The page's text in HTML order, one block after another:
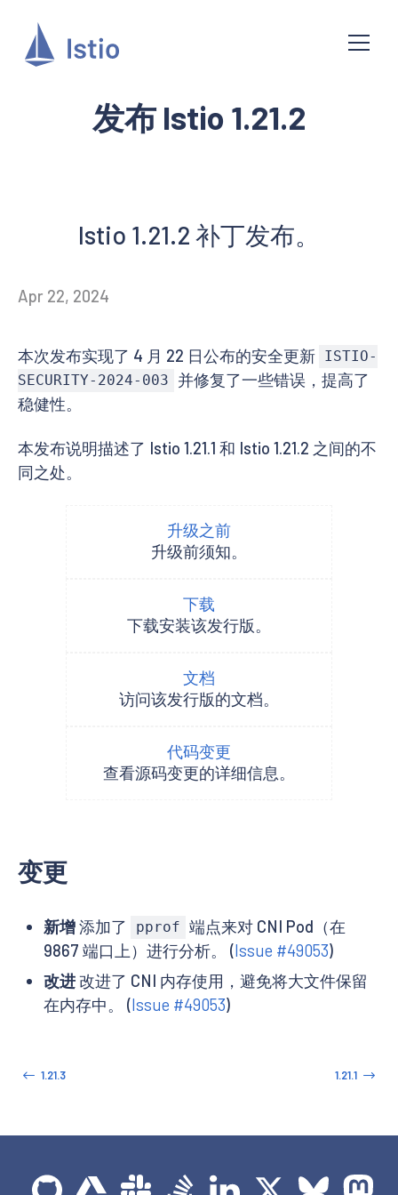
发布 Istio 1.21.2
Istio 1.21.2 补丁发布。
Apr 22, 2024
本次发布实现了 4 月 22 日公布的安全更新 ISTIO-
SECURITY-2024-003
并修复了一些错误，提高了
稳健性。
本发布说明描述了 Istio 1.21.1 和 Istio 1.21.2 之间的不
同之处。
升级之前
升级前须知。
下载
下载安装该发行版。
文档
访问该发行版的文档。
代码变更
查看源码变更的详细信息。
变更
新增添加了 pprof 端点来对 CNI Pod（在
9867 端口上）进行分析。 (Issue #49053)
改进改进了 CNI 内存使用，避免将大文件保留
在内存中。 (Issue #49053)
1.21.3 1.21.1